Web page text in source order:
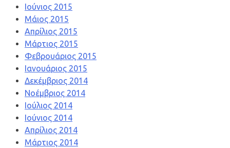
Ιούνιος 2015
Μάιος 2015
Απρίλιος 2015
Μάρτιος 2015
Φεβρουάριος 2015
Ιανουάριος 2015
Δεκέμβριος 2014
Νοέμβριος 2014
Ιούλιος 2014
Ιούνιος 2014
Απρίλιος 2014
Μάρτιος 2014